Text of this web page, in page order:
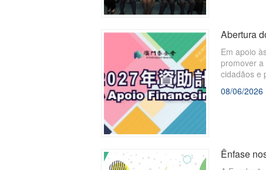
Abertura
Em apoio
promover
cidadãos e
quatro
“projectos
08/06/2026
Ênfase